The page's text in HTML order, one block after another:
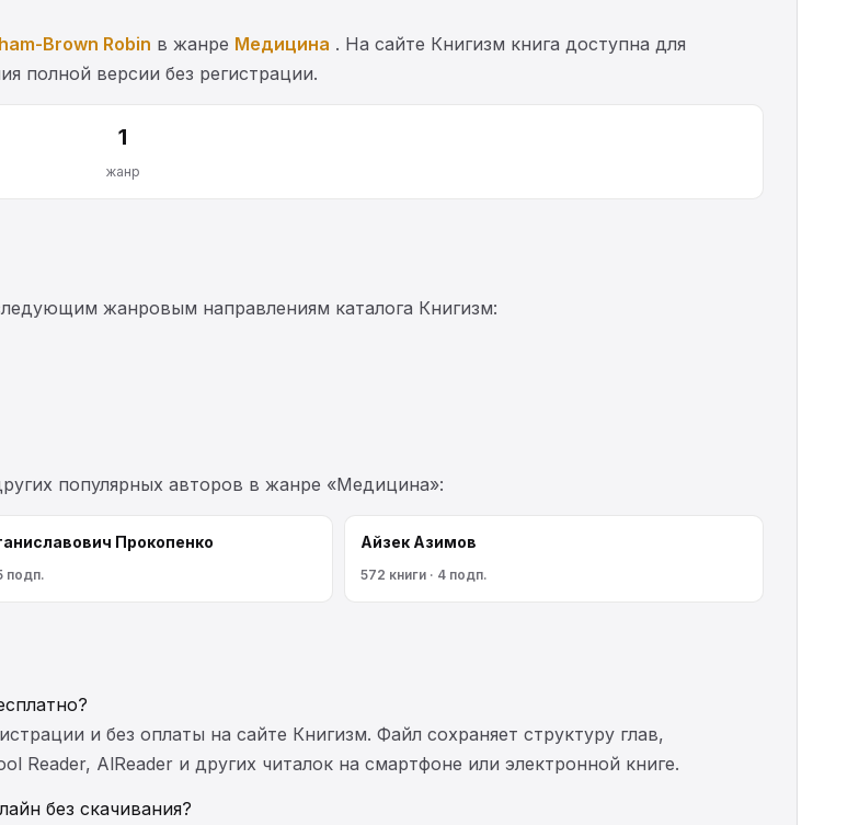
Brown Robin в жанре Медицина . На сайте Книгизм книга доступна для
полной версии без регистрации.
1
жанр
жанровым направлениям каталога Книгизм:
популярных авторов в жанре «Медицина»:
Прокопенко
подп.
Айзек Азимов
572 книги · 4 подп.
и без оплаты на сайте Книгизм. Файл сохраняет структуру глав,
AlReader и других читалок на смартфоне или электронной книге.
без скачивания?